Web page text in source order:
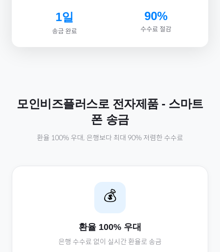
1일
송금 완료
90%
수수료 절감
모인비즈플러스로 전자제품- 스마트
폰송금
환율 100% 우대, 은행보다 최대 90% 저렴한 수수료
💰
환율 100% 우대
은행 수수료 없이 실시간 환율로 송금